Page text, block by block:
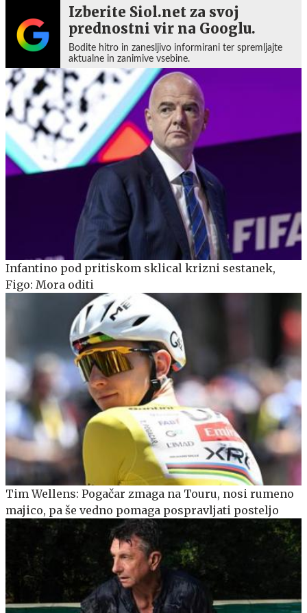
Izberite Siol.net za svoj
prednostni vir na Googlu.
Bodite hitro in zanesljivo informirani ter spremljajte
aktualne in zanimive vsebine.
Infantino pod pritiskom sklical krizni sestanek,
Figo: Mora oditi
Tim Wellens: Pogačar zmaga na Touru, nosi rumeno
majico, pa še vedno pomaga pospravljati posteljo